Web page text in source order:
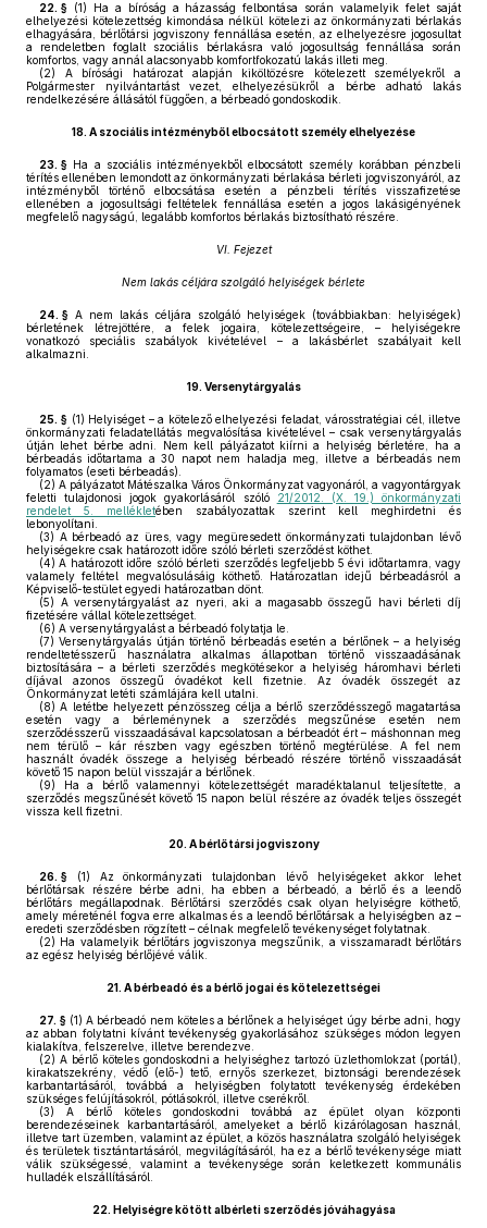
22. § (1) Ha a bíróság a házasság felbontása során valamelyik felet saját
elhelyezési kötelezettség kimondása nélkül kötelezi az önkormányzati bérlakás
elhagyására, bérlőtársi jogviszony fennállása esetén, az elhelyezésre jogosultat
a rendeletben foglalt szociális bérlakásra való jogosultság fennállása során
komfortos, vagy annál alacsonyabb komfortfokozatú lakás illeti meg.
(2) A bírósági határozat alapján kiköltözésre kötelezett személyekről a
Polgármester nyilvántartást vezet, elhelyezésükről a bérbe adható lakás
rendelkezésére állásától függően, a bérbeadó gondoskodik.
18. A szociális intézményből elbocsátott személy elhelyezése
23. § Ha a szociális intézményekből elbocsátott személy korábban pénzbeli
térítés ellenében lemondott az önkormányzati bérlakása bérleti jogviszonyáról, az
intézményből történő elbocsátása esetén a pénzbeli térítés visszafizetése
ellenében a jogosultsági feltételek fennállása esetén a jogos lakásigényének
megfelelő nagyságú, legalább komfortos bérlakás biztosítható részére.
VI. Fejezet
Nem lakás céljára szolgáló helyiségek bérlete
24. § A nem lakás céljára szolgáló helyiségek (továbbiakban: helyiségek)
bérletének létrejöttére, a felek jogaira, kötelezettségeire, – helyiségekre
vonatkozó speciális szabályok kivételével – a lakásbérlet szabályait kell
alkalmazni.
19. Versenytárgyalás
25. § (1) Helyiséget – a kötelező elhelyezési feladat, városstratégiai cél, illetve
önkormányzati feladatellátás megvalósítása kivételével – csak versenytárgyalás
útján lehet bérbe adni. Nem kell pályázatot kiírni a helyiség bérletére, ha a
bérbeadás időtartama a 30 napot nem haladja meg, illetve a bérbeadás nem
folyamatos (eseti bérbeadás).
(2) A pályázatot Mátészalka Város Önkormányzat vagyonáról, a vagyontárgyak
feletti tulajdonosi jogok gyakorlásáról szóló
21/2012. (X. 19.) önkormányzati
rendelet 5. mellékletében szabályozattak szerint kell meghirdetni és
lebonyolítani.
(3) A bérbeadó az üres, vagy megüresedett önkormányzati tulajdonban lévő
helyiségekre csak határozott időre szóló bérleti szerződést köthet.
(4) A határozott időre szóló bérleti szerződés legfeljebb 5 évi időtartamra, vagy
valamely feltétel megvalósulásáig köthető. Határozatlan idejű bérbeadásról a
Képviselő-testület egyedi határozatban dönt.
(5) A versenytárgyalást az nyeri, aki a magasabb összegű havi bérleti díj
fizetésére vállal kötelezettséget.
(6) A versenytárgyalást a bérbeadó folytatja le.
(7) Versenytárgyalás útján történő bérbeadás esetén a bérlőnek – a helyiség
rendeltetésszerű használatra alkalmas állapotban történő visszaadásának
biztosítására – a bérleti szerződés megkötésekor a helyiség háromhavi bérleti
díjával azonos összegű óvadékot kell fizetnie. Az óvadék összegét az
Önkormányzat letéti számlájára kell utalni.
(8) A letétbe helyezett pénzösszeg célja a bérlő szerződésszegő magatartása
esetén vagy a bérleménynek a szerződés megszűnése esetén nem
szerződésszerű visszaadásával kapcsolatosan a bérbeadót ért – máshonnan meg
nem térülő – kár részben vagy egészben történő megtérülése. A fel nem
használt óvadék összege a helyiség bérbeadó részére történő visszaadását
követő 15 napon belül visszajár a bérlőnek.
(9) Ha a bérlő valamennyi kötelezettségét maradéktalanul teljesítette, a
szerződés megszűnését követő 15 napon belül részére az óvadék teljes összegét
vissza kell fizetni.
20. A bérlőtársi jogviszony
26. § (1) Az önkormányzati tulajdonban lévő helyiségeket akkor lehet
bérlőtársak részére bérbe adni, ha ebben a bérbeadó, a bérlő és a leendő
bérlőtárs megállapodnak. Bérlőtársi szerződés csak olyan helyiségre köthető,
amely méreténél fogva erre alkalmas és a leendő bérlőtársak a helyiségben az –
eredeti szerződésben rögzített – célnak megfelelő tevékenységet folytatnak.
(2) Ha valamelyik bérlőtárs jogviszonya megszűnik, a visszamaradt bérlőtárs
az egész helyiség bérlőjévé válik.
21. A bérbeadó és a bérlő jogai és kötelezettségei
27. § (1) A bérbeadó nem köteles a bérlőnek a helyiséget úgy bérbe adni, hogy
az abban folytatni kívánt tevékenység gyakorlásához szükséges módon legyen
kialakítva, felszerelve, illetve berendezve.
(2) A bérlő köteles gondoskodni a helyiséghez tartozó üzlethomlokzat (portál),
kirakatszekrény, védő (elő-) tető, ernyős szerkezet, biztonsági berendezések
karbantartásáról, továbbá a helyiségben folytatott tevékenység érdekében
szükséges felújításokról, pótlásokról, illetve cserékről.
(3) A bérlő köteles gondoskodni továbbá az épület olyan központi
berendezéseinek karbantartásáról, amelyeket a bérlő kizárólagosan használ,
illetve tart üzemben, valamint az épület, a közös használatra szolgáló helyiségek
és területek tisztántartásáról, megvilágításáról, ha ez a bérlő tevékenysége miatt
válik szükségessé, valamint a tevékenysége során keletkezett kommunális
hulladék elszállításáról.
22. Helyiségre kötött albérleti szerződés jóváhagyása